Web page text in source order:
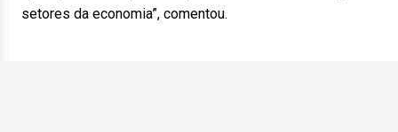
setores da economia”, comentou.